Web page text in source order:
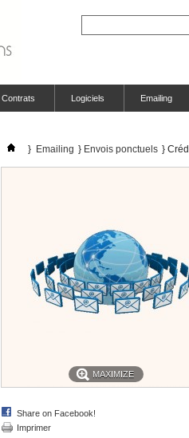
Contrats Logiciels Emailing
} Emailing } Envois ponctuels }
MAXIMIZE
Share on Facebook!
Imprimer